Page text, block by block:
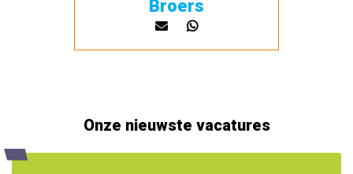
Broers
Onze nieuwste vacatures